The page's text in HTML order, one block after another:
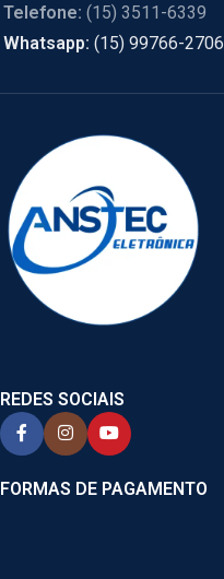
Telefone: (15) 3511-6339
Whatsapp: (15) 99766-2706
REDES SOCIAIS
FORMAS DE PAGAMENTO